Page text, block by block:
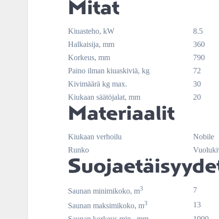
Mitat
Kiuasteho, kW
8.5
Halkaisija, mm
360
Korkeus, mm
790
Paino ilman kiuaskiviä, kg
72
Kivimäärä kg max.
30
Kiukaan säätöjalat, mm
20
Materiaalit
Kiukaan verhoilu
Nobile
Runko
Saunan minimikoko, m3
7
Saunan maksimikoko, m3
13